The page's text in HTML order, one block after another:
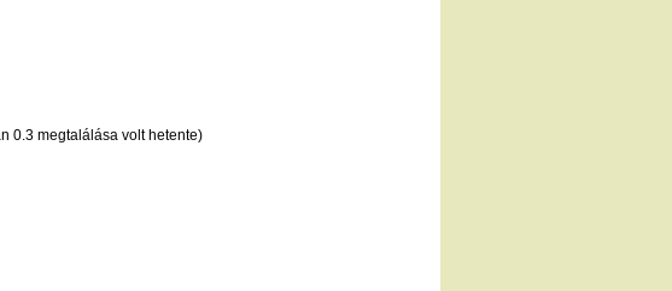
0.3 megtalálása volt hetente)